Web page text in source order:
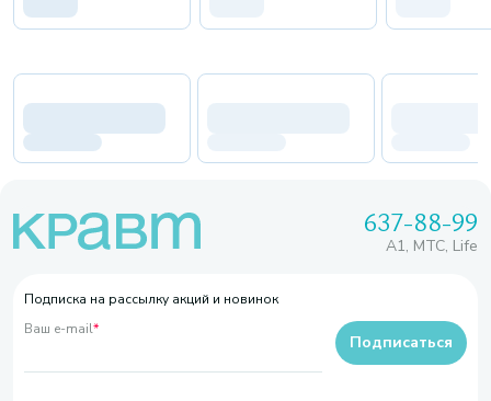
637-88-99
A1, МТС, Life
Подписка на рассылку акций и новинок
Ваш e-mail*
Подписаться